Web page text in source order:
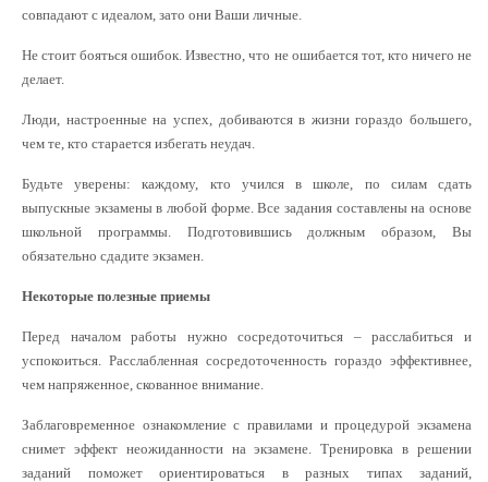
совпадают с идеалом, зато они Ваши личные.
Не стоит бояться ошибок. Известно, что не ошибается тот, кто ничего не
делает.
Люди, настроенные на успех, добиваются в жизни гораздо большего,
чем те, кто старается избегать неудач.
Будьте уверены: каждому, кто учился в школе, по силам сдать
выпускные экзамены в любой форме. Все задания составлены на основе
школьной программы. Подготовившись должным образом, Вы
обязательно сдадите экзамен.
Некоторые полезные приемы
Перед началом работы нужно сосредоточиться – расслабиться и
успокоиться. Расслабленная сосредоточенность гораздо эффективнее,
чем напряженное, скованное внимание.
Заблаговременное ознакомление с правилами и процедурой экзамена
снимет эффект неожиданности на экзамене. Тренировка в решении
заданий поможет ориентироваться в разных типах заданий,